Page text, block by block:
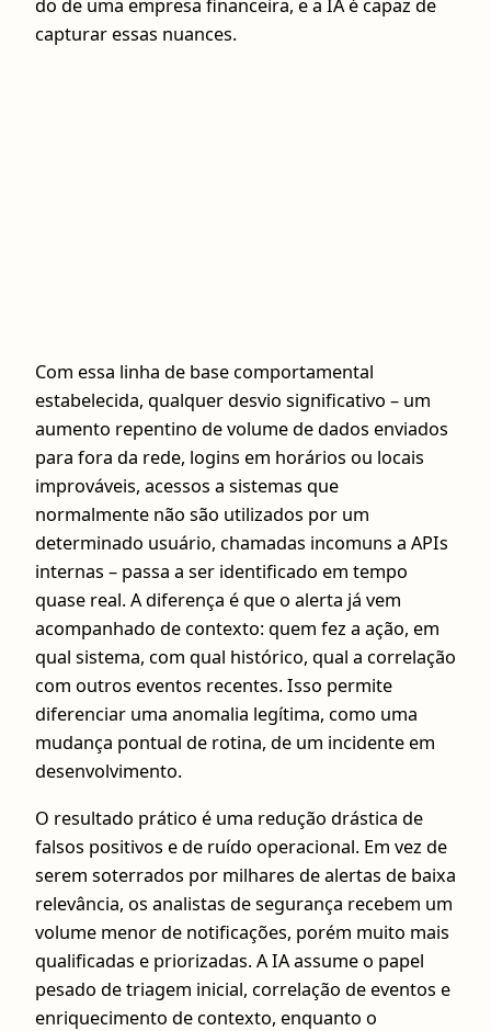
do de uma empresa financeira, e a IA é capaz de
capturar essas nuances.
Com essa linha de base comportamental
estabelecida, qualquer desvio significativo – um
aumento repentino de volume de dados enviados
para fora da rede, logins em horários ou locais
improváveis, acessos a sistemas que
normalmente não são utilizados por um
determinado usuário, chamadas incomuns a APIs
internas – passa a ser identificado em tempo
quase real. A diferença é que o alerta já vem
acompanhado de contexto: quem fez a ação, em
qual sistema, com qual histórico, qual a correlação
com outros eventos recentes. Isso permite
diferenciar uma anomalia legítima, como uma
mudança pontual de rotina, de um incidente em
desenvolvimento.
O resultado prático é uma redução drástica de
falsos positivos e de ruído operacional. Em vez de
serem soterrados por milhares de alertas de baixa
relevância, os analistas de segurança recebem um
volume menor de notificações, porém muito mais
qualificadas e priorizadas. A IA assume o papel
pesado de triagem inicial, correlação de eventos e
enriquecimento de contexto, enquanto o